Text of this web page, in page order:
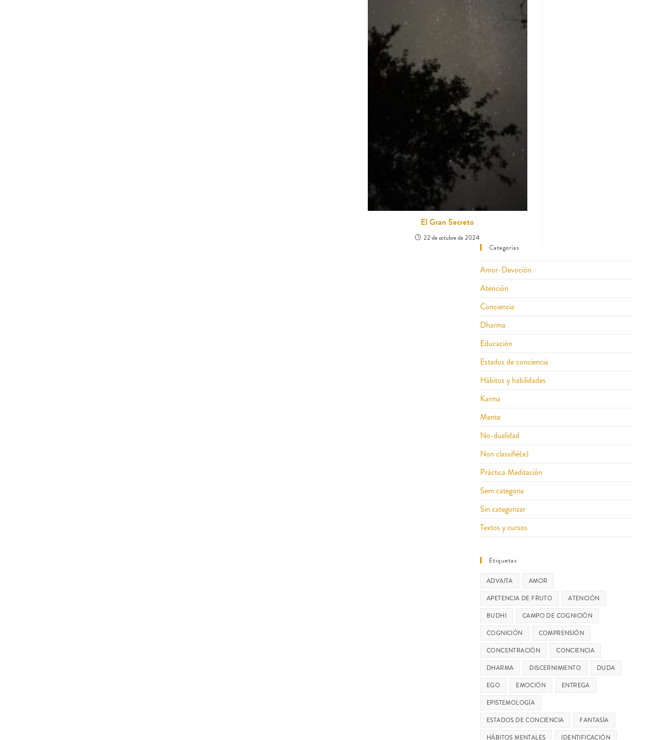
El Gran Secreto
22 de octubre de 2024
Categorías
Amor-Devoción
Atención
Conciencia
Dharma
Educación
Estados de conciencia
Hábitos y habilidades
Karma
Mente
No-dualidad
Non classifié(e)
Práctica Meditación
Sem categoria
Sin categorizar
Textos y cursos
Etiquetas
ADVAITA
AMOR
APETENCIA DE FRUTO
ATENCIÓN
BUDHI
CAMPO DE COGNICIÓN
COGNICIÓN
COMPRENSIÓN
CONCENTRACIÓN
CONCIENCIA
DHARMA
DISCERNIMIENTO
DUDA
EGO
EMOCIÓN
ENTREGA
EPISTEMOLOGÍA
ESTADOS DE CONCIENCIA
FANTASÍA
HÁBITOS MENTALES
IDENTIFICACIÓN